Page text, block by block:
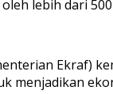
lebih dari
Ekraf)